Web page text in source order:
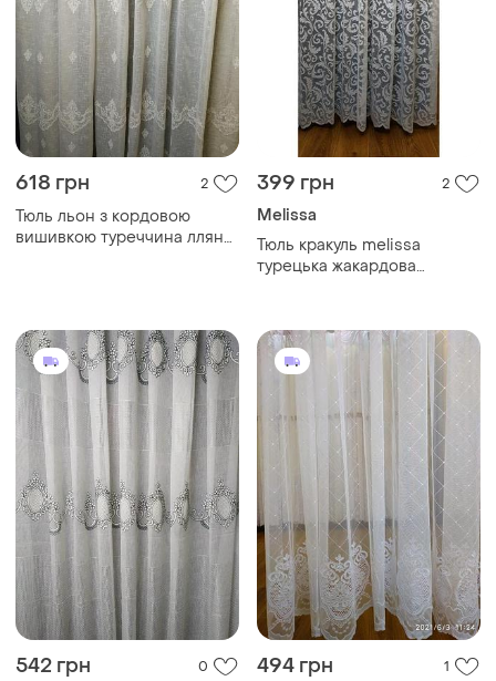
618 грн 2
Тюль льон з кордовою
вишивкою туреччина лляна
399 грн 2
Melissa
Тюль кракуль melissa
турецька жакардова
вишивкою щільна
542 грн 0 494 грн 1